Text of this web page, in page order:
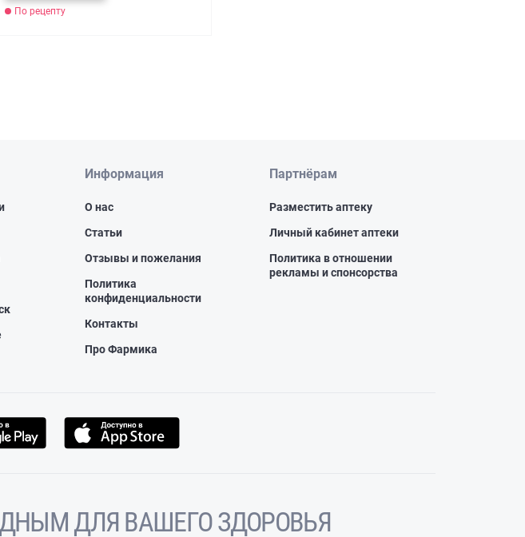
По рецепту
Информация
О нас
Статьи
Отзывы и пожелания
Политика
конфиденциальности
Контакты
Про Фармика
Партнёрам
Разместить аптеку
Личный кабинет аптеки
Политика в отношении
рекламы и спонсорства
ДЛЯ ВАШЕГО ЗДОРОВЬЯ